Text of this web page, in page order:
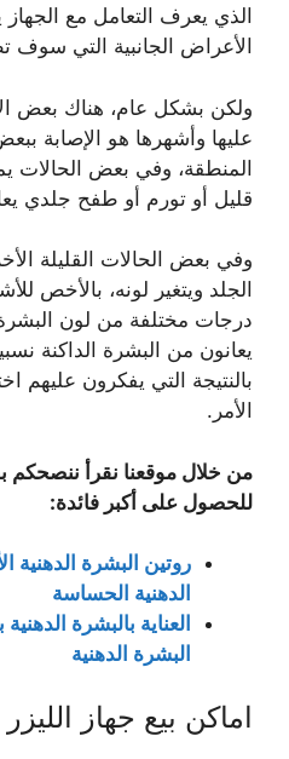
الذي يعرف التعامل مع
الأعراض الجانبية التي سوف
ولكن بشكل عام، هناك بعض
عليها وأشهرها هو الإصابة
المنطقة، وفي بعض الحالات
قليل أو تورم أو طفح جلدي
وفي بعض الحالات القليلة
الجلد ويتغير لونه، بالأخص
درجات مختلفة من لون
يعانون من البشرة الداكنة
بالنتيجة التي يفكرون عليهم
الأمر.
من خلال موقعنا نقرأ ننصحكم
للحصول على أكبر فائدة:
روتين البشرة الدهنية
الدهنية الحساسة
العناية بالبشرة
البشرة الدهنية
اماكن بيع جهاز